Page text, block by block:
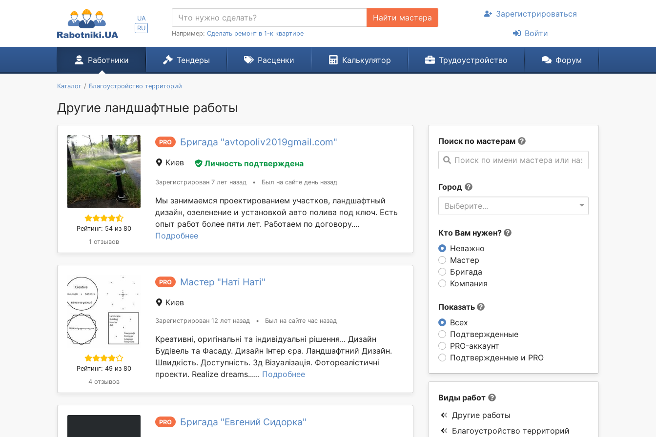
UA
RU
Найти мастера
Например: Сделать ремонт в 1-к квартире
Зарегистрироваться
Войти
Работники Тендеры Расценки Калькулятор Трудоустройство Форум
Каталог Благоустройство территорий
Другие ландшафтные работы
Поиск по мастерам
Поиск по имени мастера или названии компании
Город
Выберите...
Кто Вам нужен?
Неважно
Мастер
Бригада
Компания
Показать
Всех
Подтвержденные
PRO-аккаунт
Подтвержденные и PRO
Рейтинг: 54 из 80
1 отзывов
PRO Бригада "avtopoliv2019gmail.com"
Киев Личность подтверждена
Зарегистрирован 7 лет назад • Был на сайте день назад
Мы занимаемся проектированием участков, ландшафтный
дизайн, озеленение и установкой авто полива под ключ. Есть
опыт работ более пяти лет. Работаем по договору....
Подробнее
Рейтинг: 49 из 80
4 отзывов
PRO Мастер "Наті Наті"
Киев
Зарегистрирован 12 лет назад • Был на сайте час назад
Креативні, оригінальні та індивідуальні рішення... Дизайн
Будівель та Фасаду. Дизайн Інтер єра. Ландшафтний Дизайн.
Швидкість. Доступність. 3д Візуалізація. Фотореалістичні
проекти. Realize dreams...... Подробнее
PRO Бригада "Евгений Сидорка"
Виды работ
Другие работы
Благоустройство территорий